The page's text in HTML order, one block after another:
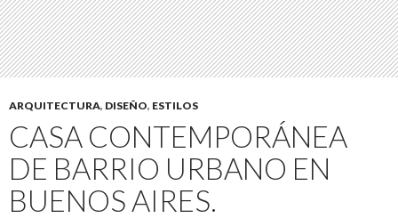
ARQUITECTURA, DISEÑO, ESTILOS
CASA CONTEMPORÁNEA
DE BARRIO URBANO EN
BUENOS AIRES.